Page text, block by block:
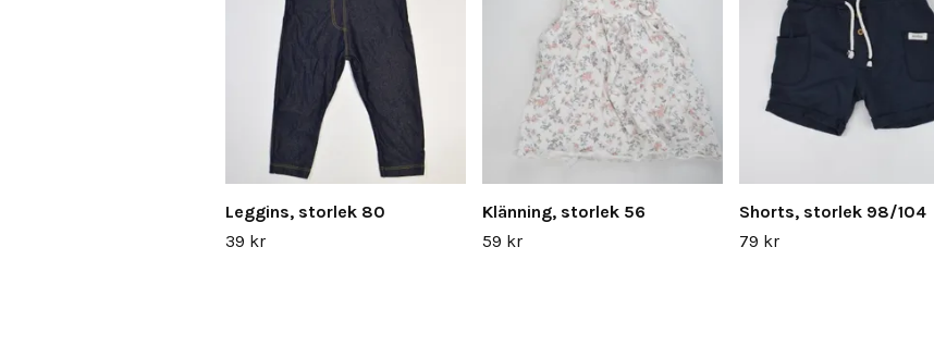
Leggins, storlek 80
39 kr
Klänning, storlek 56
59 kr
Shorts, storlek 98/104
79 kr